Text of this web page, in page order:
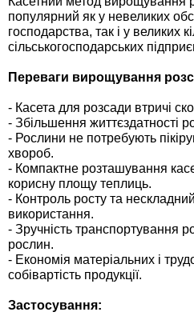
популярний як у невеликих
господарства, так і у великих
сільськогосподарських
Переваги вирощування
- Касета для розсади втричі
- Збільшення життєздатності
- Рослини не потребують
хвороб.
- Компактне розташування
корисну площу теплиць.
- Контроль росту та
використання.
- Зручність транспортування
рослин.
- Економія матеріальних і
собівартість продукції.
Застосування:
Семена газонной травы
Семена укропа
Семена фасоли
Семена цветов
Семена шпината
Семена щавеля
Элитные семена в банках
Средства защиты от кротов
Препараты для септиков,
дачных туалетов,
Хозяйственные товары
Средства защиты растений
Лидеры продаж
Купить семена - хиты продаж